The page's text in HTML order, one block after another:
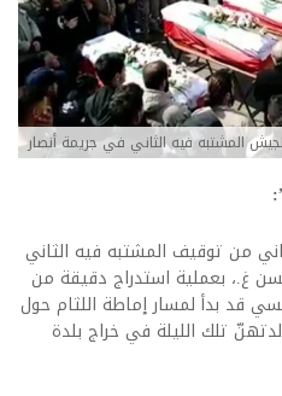
المشتبه فيه الثاني في جريمة أنصار
من توقيف المشتبه فيه الثاني
غ.، بعملية استدراج دقيقة من
قد بدأ لمسار إماطة اللثام حول
تلك الليلة في خراج بلدة